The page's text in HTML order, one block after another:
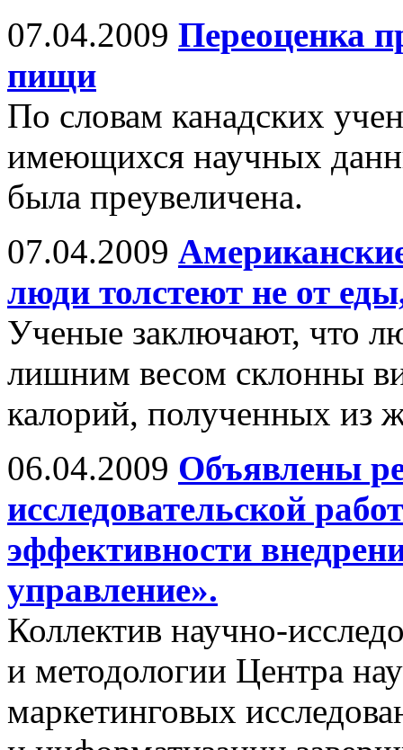
07.04.2009 Переоценка
пищи
По словам канадских
имеющихся научных
была преувеличена.
07.04.2009
люди толстеют не от
Ученые заключают, что
лишним весом склонны
калорий, полученных из
06.04.2009 Объявлены
исследовательской
эффективности
управление».
Коллектив научно-
и методологии Центра
маркетинговых